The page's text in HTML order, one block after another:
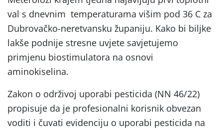
val s dnevnim temperaturama višim pod 36 C za
Dubrovačko-neretvansku županiju. Kako bi biljke
lakše podnije stresne uvjete savjetujemo
primjenu biostimulatora na osnovi
aminokiselina.
Zakon o održivoj uporabi pesticida (NN 46/22)
propisuje da je profesionalni korisnik obvezan
voditi i čuvati evidenciju o uporabi pesticida na